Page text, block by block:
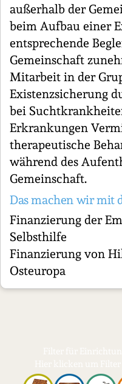
außerhalb der
beim Aufbau einer
entsprechende
Gemeinschaft
Mitarbeit in der
Existenzsicherung
bei
Erkrankungen
therapeutische
während des
Gemeinschaft.
Das machen wir mit
Finanzierung der
Selbsthilfe
Finanzierung von
Osteuropa